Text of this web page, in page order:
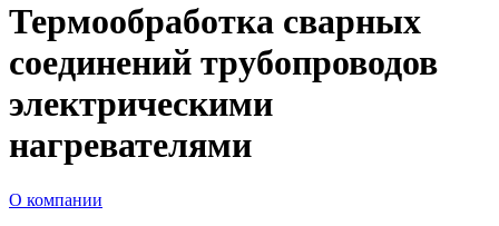
Термообработка сварных
соединений трубопроводов
электрическими
нагревателями
О компании